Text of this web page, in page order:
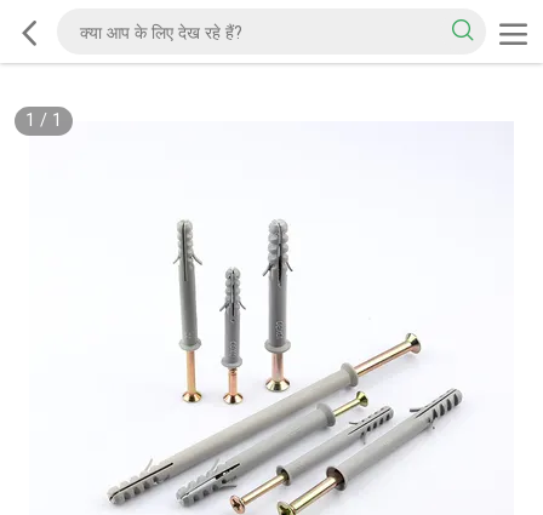
1 / 1